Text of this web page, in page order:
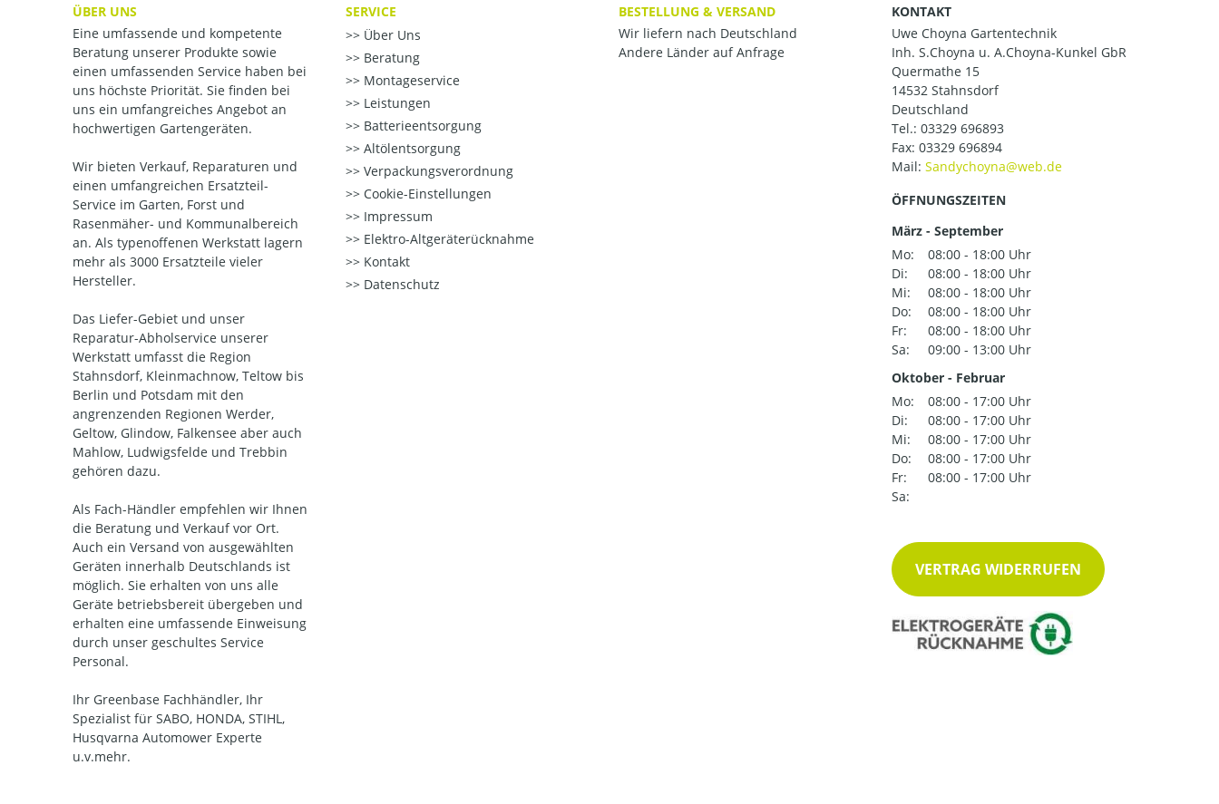
ÜBER UNS
Eine umfassende und kompetente
Beratung unserer Produkte sowie
einen umfassenden Service haben bei
uns höchste Priorität. Sie finden bei
uns ein umfangreiches Angebot an
hochwertigen Gartengeräten.
Wir bieten Verkauf, Reparaturen und
einen umfangreichen Ersatzteil-
Service im Garten, Forst und
Rasenmäher- und Kommunalbereich
an. Als typenoffenen Werkstatt lagern
mehr als 3000 Ersatzteile vieler
Hersteller.
Das Liefer-Gebiet und unser
Reparatur-Abholservice unserer
Werkstatt umfasst die Region
Stahnsdorf, Kleinmachnow, Teltow bis
Berlin und Potsdam mit den
angrenzenden Regionen Werder,
Geltow, Glindow, Falkensee aber auch
Mahlow, Ludwigsfelde und Trebbin
gehören dazu.
Als Fach-Händler empfehlen wir Ihnen
die Beratung und Verkauf vor Ort.
Auch ein Versand von ausgewählten
Geräten innerhalb Deutschlands ist
möglich. Sie erhalten von uns alle
Geräte betriebsbereit übergeben und
erhalten eine umfassende Einweisung
durch unser geschultes Service
Personal.
Ihr Greenbase Fachhändler, Ihr
Spezialist für SABO, HONDA, STIHL,
Husqvarna Automower Experte
u.v.mehr.
SERVICE
Über Uns
Beratung
Montageservice
Leistungen
Batterieentsorgung
Altölentsorgung
Verpackungsverordnung
Cookie-Einstellungen
Impressum
Elektro-Altgeräterücknahme
Kontakt
Datenschutz
BESTELLUNG & VERSAND
Wir liefern nach Deutschland
Andere Länder auf Anfrage
KONTAKT
Uwe Choyna Gartentechnik
Inh. S.Choyna u. A.Choyna-Kunkel GbR
Quermathe 15
14532 Stahnsdorf
Deutschland
Tel.: 03329 696893
Fax: 03329 696894
Mail:
ÖFFNUNGSZEITEN
März - September
Mo:
08:00 - 18:00 Uhr
Di:
08:00 - 18:00 Uhr
Mi:
08:00 - 18:00 Uhr
Do:
08:00 - 18:00 Uhr
Fr:
08:00 - 18:00 Uhr
Sa:
09:00 - 13:00 Uhr
Oktober - Februar
Mo:
08:00 - 17:00 Uhr
Di:
08:00 - 17:00 Uhr
Mi:
08:00 - 17:00 Uhr
Do:
08:00 - 17:00 Uhr
Fr:
08:00 - 17:00 Uhr
Sa:
VERTRAG WIDERRUFEN